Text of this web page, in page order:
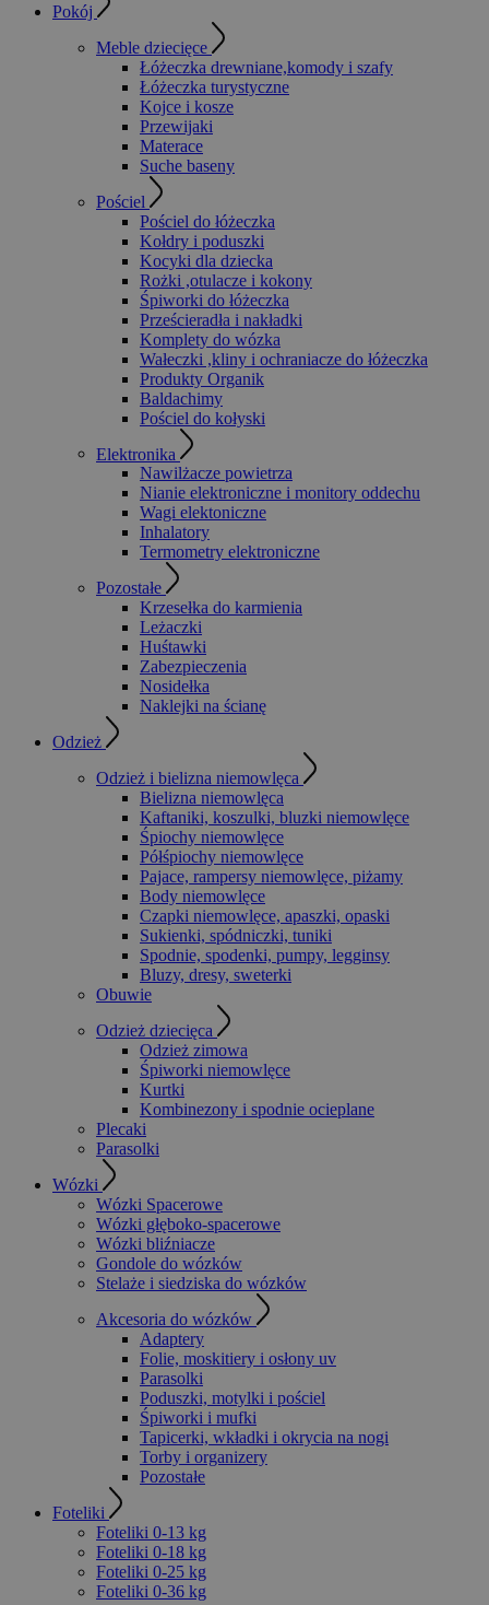
Pokój
Meble dziecięce
Łóżeczka drewniane,komody i szafy
Łóżeczka turystyczne
Kojce i kosze
Przewijaki
Materace
Suche baseny
Pościel
Pościel do łóżeczka
Kołdry i poduszki
Kocyki dla dziecka
Rożki ,otulacze i kokony
Śpiworki do łóżeczka
Prześcieradła i nakładki
Komplety do wózka
Wałeczki ,kliny i ochraniacze do łóżeczka
Produkty Organik
Baldachimy
Pościel do kołyski
Elektronika
Nawilżacze powietrza
Nianie elektroniczne i monitory oddechu
Wagi elektoniczne
Inhalatory
Termometry elektroniczne
Pozostałe
Krzesełka do karmienia
Leżaczki
Huśtawki
Zabezpieczenia
Nosidełka
Naklejki na ścianę
Odzież
Odzież i bielizna niemowlęca
Bielizna niemowlęca
Kaftaniki, koszulki, bluzki niemowlęce
Śpiochy niemowlęce
Półśpiochy niemowlęce
Pajace, rampersy niemowlęce, piżamy
Body niemowlęce
Czapki niemowlęce, apaszki, opaski
Sukienki, spódniczki, tuniki
Spodnie, spodenki, pumpy, legginsy
Bluzy, dresy, sweterki
Obuwie
Odzież dziecięca
Odzież zimowa
Śpiworki niemowlęce
Kurtki
Kombinezony i spodnie ocieplane
Plecaki
Parasolki
Wózki
Wózki Spacerowe
Wózki głęboko-spacerowe
Wózki bliźniacze
Gondole do wózków
Stelaże i siedziska do wózków
Akcesoria do wózków
Adaptery
Folie, moskitiery i osłony uv
Parasolki
Poduszki, motylki i pościel
Śpiworki i mufki
Tapicerki, wkładki i okrycia na nogi
Torby i organizery
Pozostałe
Foteliki
Foteliki 0-13 kg
Foteliki 0-18 kg
Foteliki 0-25 kg
Foteliki 0-36 kg